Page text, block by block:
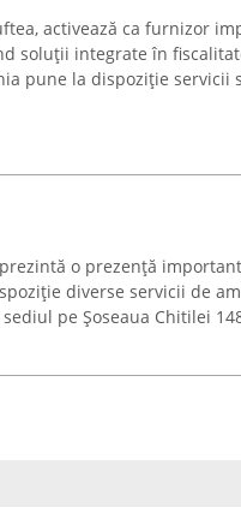
activează ca furnizor
soluții integrate în
pune la dispoziție servicii
o prezență
diverse servicii de
pe Șoseaua Chitilei